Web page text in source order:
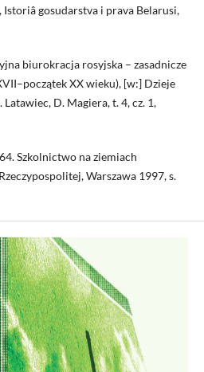
Istoriâ gosudarstva i prava Belarusi,
biurokracja rosyjska – zasadnicze
XX wieku), [w:] Dzieje
D. Magiera, t. 4, cz. 1,
Szkolnictwo na ziemiach
Warszawa 1997, s.